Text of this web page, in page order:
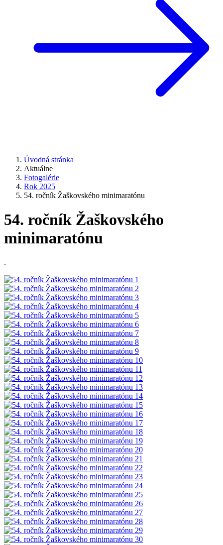
Úvodná stránka
Aktuálne
Fotogalérie
Rok 2025
54. ročník Žaškovského minimaratónu
54. ročník Žaškovského
minimaratónu
.